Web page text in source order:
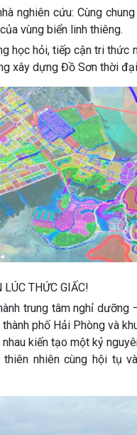
nghiên cứu: Cùng
vùng biển linh thiêng.
học hỏi, tiếp cận tri thức
xây dựng Đồ Sơn thời
THỨC GIẤC!
trung tâm nghỉ dưỡng
phố Hải Phòng và
kiến tạo một kỷ
nhiên cùng hội tụ